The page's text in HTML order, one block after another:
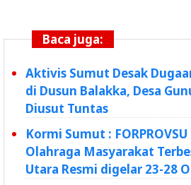
Baca juga:
Aktivis Sumut Desak
di Dusun Balakka, Desa
Diusut Tuntas
Kormi Sumut :
Olahraga Masyarakat
Utara Resmi digelar 23-28